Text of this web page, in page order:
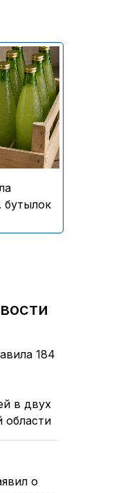
70 тыс.
воды и
напитков
184
в двух
области
о